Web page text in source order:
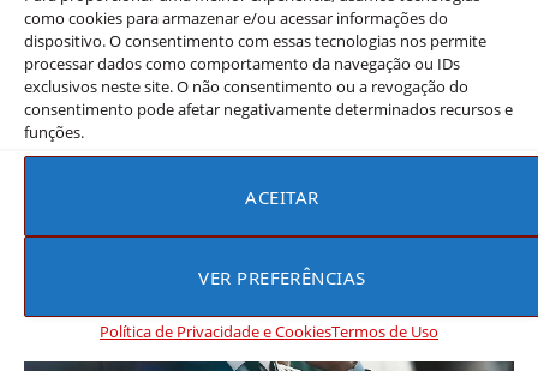
como cookies para armazenar e/ou acessar informações do
dispositivo. O consentimento com essas tecnologias nos permite
processar dados como comportamento da navegação ou IDs
exclusivos neste site. O não consentimento ou a revogação do
consentimento pode afetar negativamente determinados recursos e
funções.
ACEITAR
VER PREFERÊNCIAS
Política de Privacidade e CookiesTermos de Uso
5. Uma Proposta de Negócios
(Business Proposal)